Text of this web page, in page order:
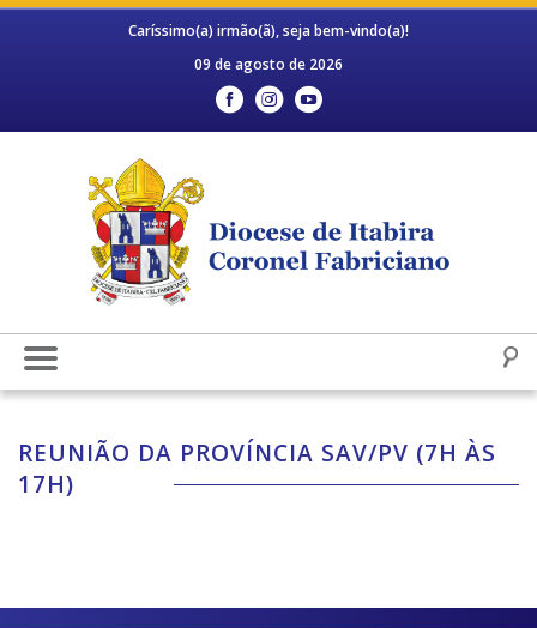
Caríssimo(a) irmão(ã), seja bem-vindo(a)!
09 de agosto de 2026
REUNIÃO DA PROVÍNCIA SAV/PV (7H ÀS
17H)